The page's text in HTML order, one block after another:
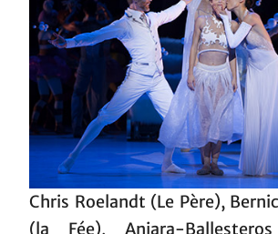
Chris Roelandt (Le Père),
(la Fée), Anjara-